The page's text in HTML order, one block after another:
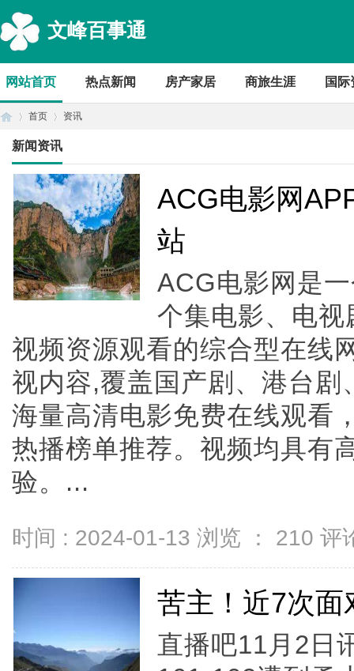
文峰百事通
网站首页 热点新闻 房产家居 商旅生涯 国际
首页
›
资讯
新闻资讯
ACG电影网
站
ACG电影网是
个集电影、电
视频资源观看的综合型在线
视内容,覆盖国产剧、港台
海量高清电影免费在线观看
热播榜单推荐。视频均具有
验。...
时间 : 2024-01-13 浏览 ： 210 评
苦主！近7次面
直播吧11月2日